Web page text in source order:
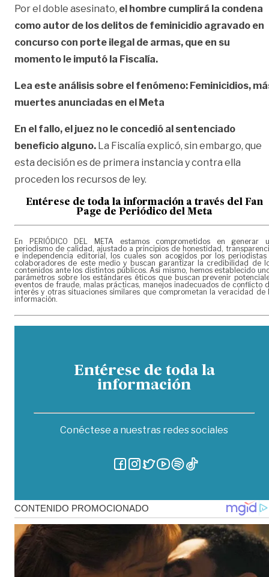
Por el doble asesinato, el hombre cumplirá la condena
como autor de los delitos de feminicidio agravado en
concurso con porte ilegal de armas, que en su
momento le imputó la Fiscalía.
Lea este análisis sobre el fenómeno: Feminicidios,
muertes anunciadas en el Meta
En el fallo, el juez no le concedió al sentenciado
beneficio alguno. La Fiscalía explicó, sin embargo, que
esta decisión es de primera instancia y contra ella
proceden los recursos de ley.
Entérese de toda la información a través del Fan
Page de Periódico del Meta
En PERIÓDICO DEL META estamos comprometidos en generar
periodismo de calidad, ajustado a principios de honestidad,
e independencia editorial, los cuales son acogidos por los periodistas
colaboradores de este medio y buscan garantizar la credibilidad de
contenidos ante los distintos públicos. Así mismo, hemos establecido
parámetros sobre los estándares éticos que buscan prevenir
eventos de fraude, malas prácticas, manejos inadecuados de conflicto
interés y otras situaciones similares que comprometan la veracidad de
información.
Entérese de toda la
información
Conéctese a nuestras redes sociales